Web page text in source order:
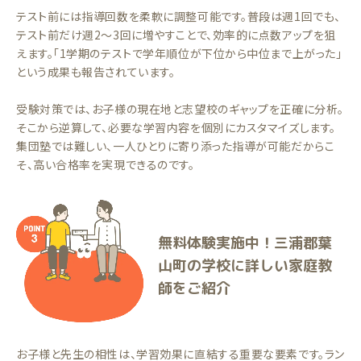
テスト前には指導回数を柔軟に調整可能です。普段は週1回でも、
テスト前だけ週2〜3回に増やすことで、効率的に点数アップを狙
えます。「1学期のテストで学年順位が下位から中位まで上がった」
という成果も報告されています。
受験対策では、お子様の現在地と志望校のギャップを正確に分析。
そこから逆算して、必要な学習内容を個別にカスタマイズします。
集団塾では難しい、一人ひとりに寄り添った指導が可能だからこ
そ、高い合格率を実現できるのです。
無料体験実施中！三浦郡葉
山町の学校に詳しい家庭教
師をご紹介
お子様と先生の相性は、学習効果に直結する重要な要素です。ラン